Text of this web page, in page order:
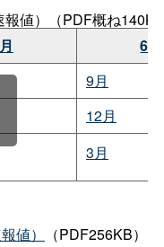
値）（PDF概ね
6月
9月
12月
3月
値）
（PDF256KB）